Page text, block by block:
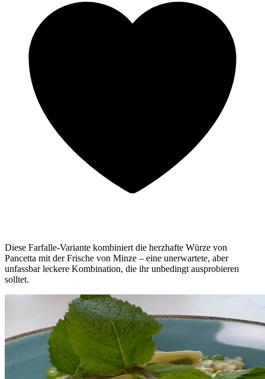
Diese Farfalle-Variante kombiniert die herzhafte Würze von
Pancetta mit der Frische von Minze – eine unerwartete, aber
unfassbar leckere Kombination, die ihr unbedingt ausprobieren
solltet.